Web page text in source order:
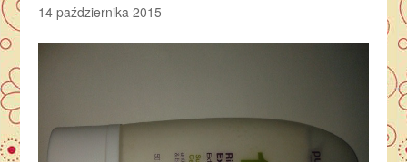
14 października 2015